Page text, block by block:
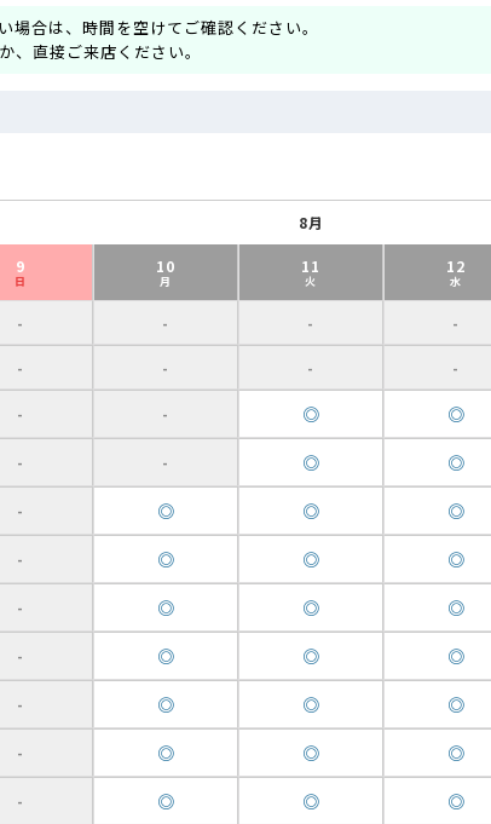
合は、時間を空けてご確認ください。
、直接ご来店ください。
8月
9
日
10
月
11
火
12
水
- - - -
- - - -
- - ◎ ◎
- - ◎ ◎
- ◎ ◎ ◎
- ◎ ◎ ◎
- ◎ ◎ ◎
- ◎ ◎ ◎
- ◎ ◎ ◎
- ◎ ◎ ◎
- ◎ ◎ ◎